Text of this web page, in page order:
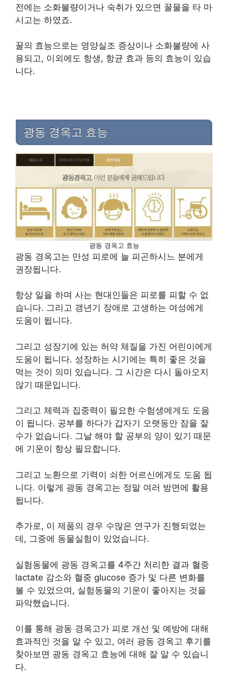
전에는 소화불량이거나 숙취가 있으면 꿀물을 타 마
시고는 하였죠.
꿀의 효능으로는 영양실조 증상이나 소화불량에 사
용되고, 이외에도 항생, 항균 효과 등의 효능이 있습
니다.
광동 경옥고 효능
광동 경옥고 효능
광동 경옥고는 만성 피로에 늘 피곤하시느 분에게
권장됩니다.
항상 일을 하며 사는 현대인들은 피로를 피할 수 없
습니다. 그리고 갱년기 장애로 고생하는 여성에게
도움이 됩니다.
그리고 성장기에 있는 허약 체질을 가진 어린이에게
도움이 됩니다. 성장하는 시기에는 특히 좋은 것을
먹는 것이 의미 있습니다. 그 시간은 다시 돌아오지
않기 때문입니다.
그리고 체력과 집중력이 필요한 수험생에게도 도움
이 됩니다. 공부를 하다가 갑자기 오랫동안 잠을 잘
수가 없습니다. 그날 해야 할 공부의 양이 있기 때문
에 기운이 항상 필요합니다.
그리고 노환으로 기력이 쇠한 어르신에게도 도움 됩
니다. 이렇게 광동 경옥고는 정말 여러 방면에 활용
됩니다.
추가로, 이 제품의 경우 수많은 연구가 진행되었는
데, 그중에 동물실험이 있었습니다.
실험동물에 광동 경옥고를 4주간 처리한 결과 혈중
lactate 감소와 혈중 glucose 증가 및 다른 변화를
볼 수 있었으며, 실험동물의 기운이 좋아지는 것을
파악했습니다.
이를 통해 광동 경옥고가 피로 개선 및 예방에 대해
효과적인 것을 알 수 있고, 여러 광동 경옥고 후기를
찾아보면 광동 경옥고 효능에 대해 잘 알 수 있습니
다.